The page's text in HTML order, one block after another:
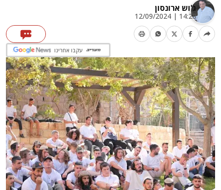
ג'וש ארונסון
14:28 | 12/09/2024
עקבו אחרינו